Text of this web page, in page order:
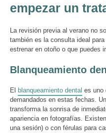
empezar un
La revisión previa al verano no
también es la consulta ideal
estrenar en otoño o que puedes
Blanqueamiento
El blanqueamiento dental es uno
demandados en estas fechas.
transforma la sonrisa de
apariencia en fotografías.
una sesión) o con férulas para